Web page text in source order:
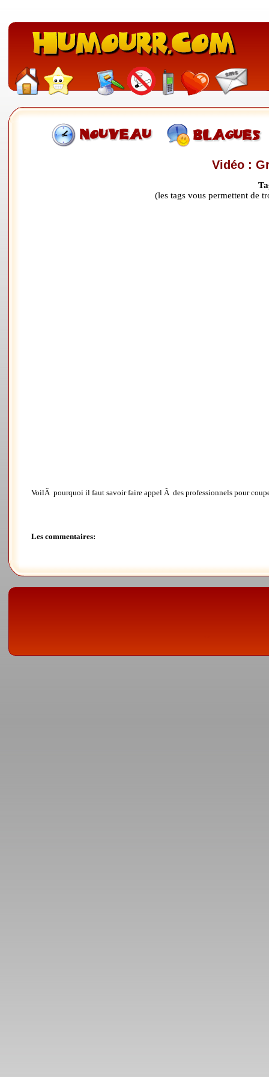
Vidéo :
(les tags vous permettent de
VoilÃ pourquoi il faut savoir faire appel Ã des professionnels pour
Les commentaires: